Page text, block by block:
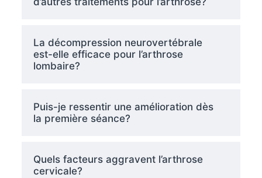
La décompression neurovertébrale
est-elle efficace pour l’arthrose
lombaire?
Puis-je ressentir une amélioration dès
la première séance?
Quels facteurs aggravent l’arthrose
cervicale?